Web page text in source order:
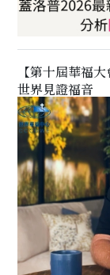
【第十屆華福
世界見證福音